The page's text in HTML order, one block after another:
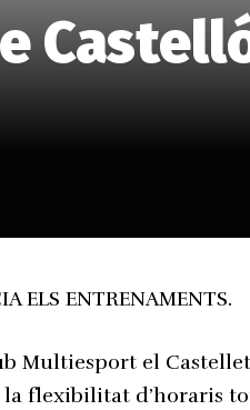
ELS ENTRENAMENTS.
Multiesport el
la flexibilitat d’horaris